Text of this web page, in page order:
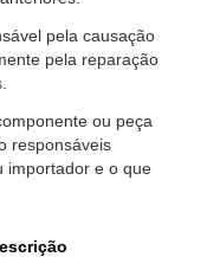
pela causação
pela reparação
ou peça
responsáveis
importador e o que